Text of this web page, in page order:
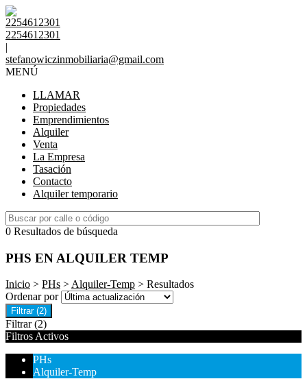
2254612301
2254612301
|
stefanowiczinmobiliaria@gmail.com
MENÚ
LLAMAR
Propiedades
Emprendimientos
Alquiler
Venta
La Empresa
Tasación
Contacto
Alquiler temporario
0 Resultados de búsqueda
PHS EN ALQUILER TEMP
Inicio > PHs >Alquiler-Temp > Resultados
Ordenar por
Filtrar (2)
Filtrar (2)
Filtros Activos
PHs
Alquiler-Temp